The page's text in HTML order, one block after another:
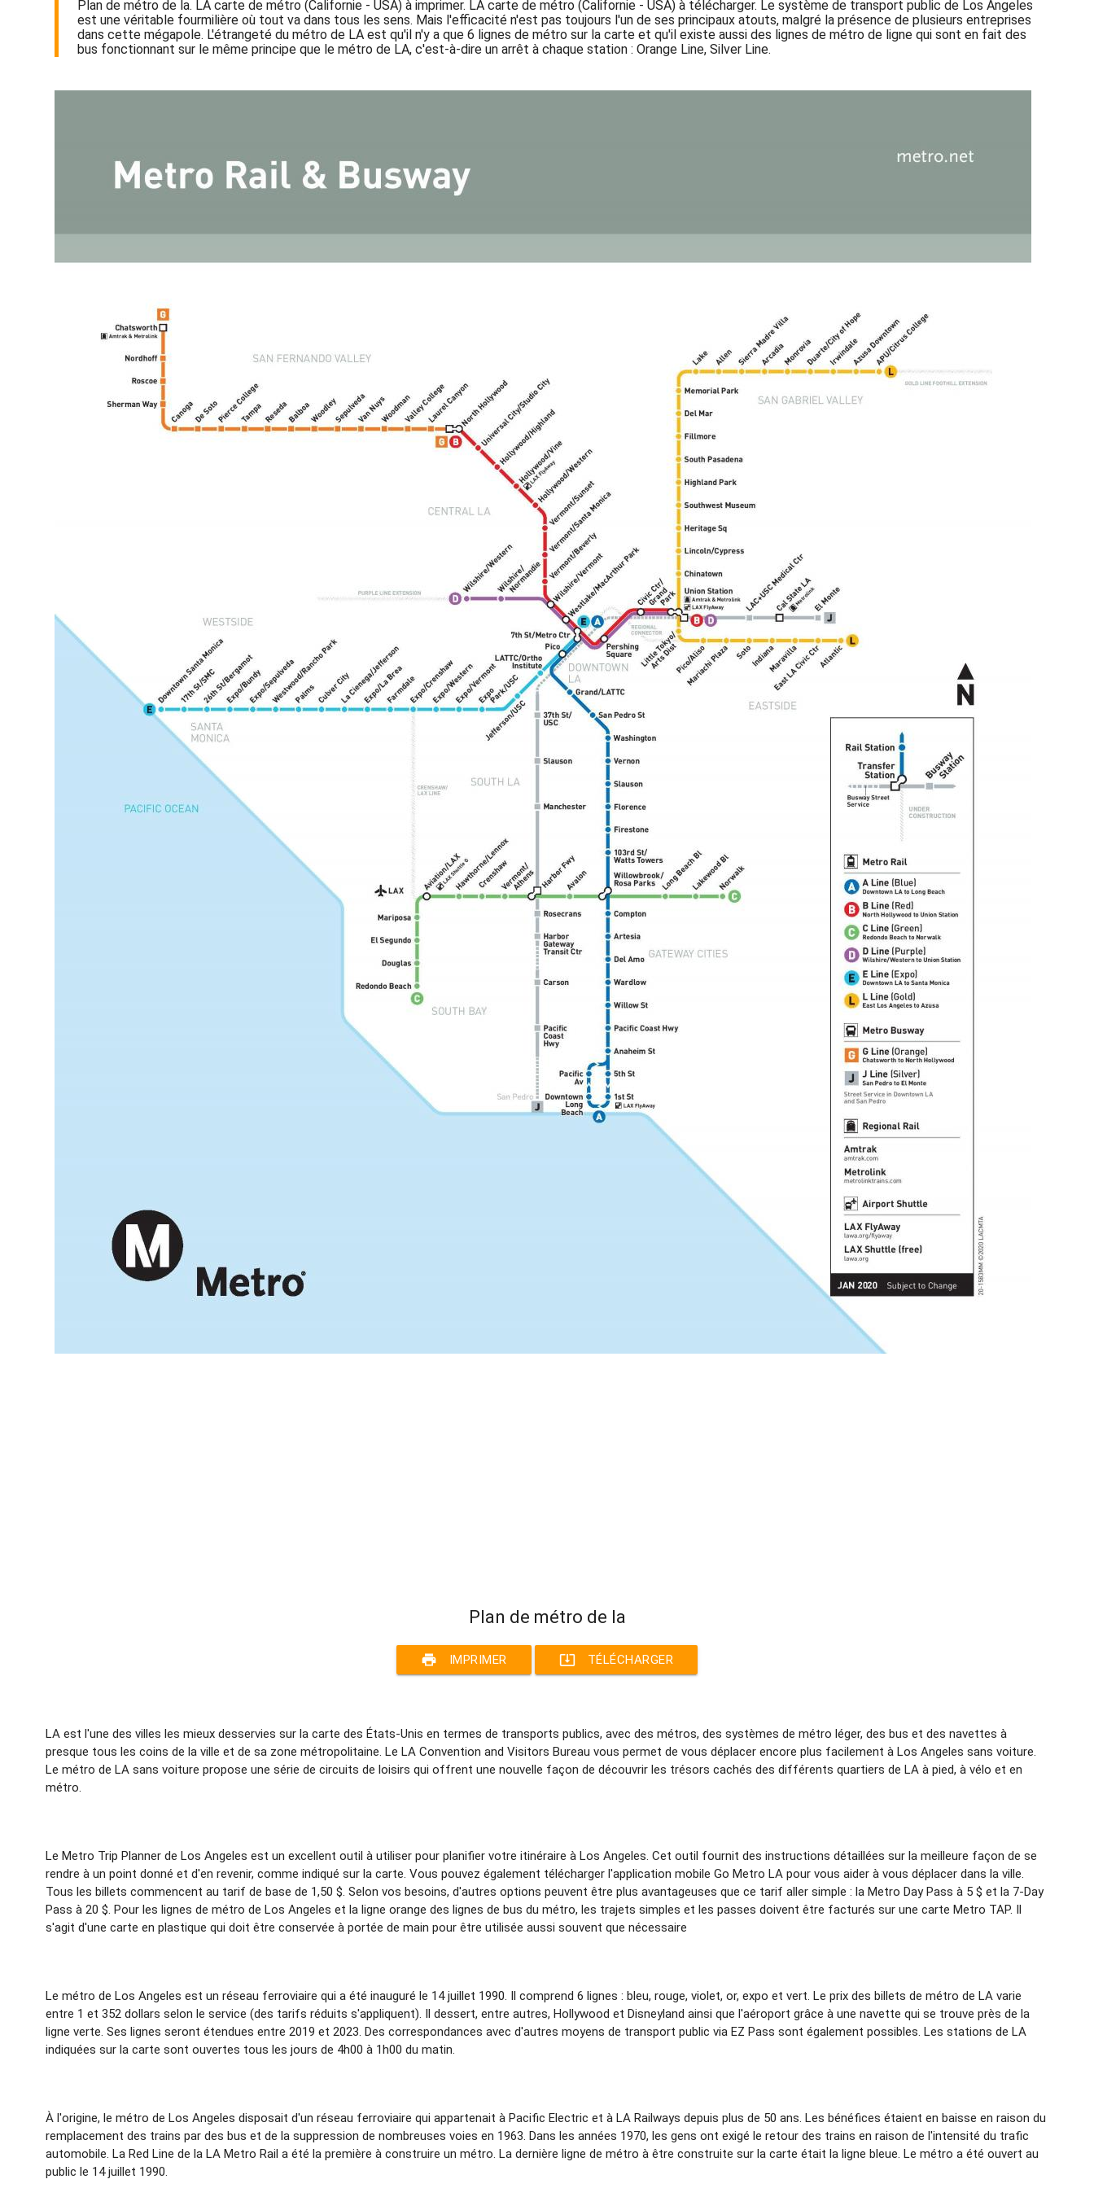
Plan de métro de la. LA carte de métro (Californie - USA) à imprimer. LA carte de métro (Californie - USA) à télécharger. Le système de transport public de Los Angeles
est une véritable fourmilière où tout va dans tous les sens. Mais l'efficacité n'est pas toujours l'un de ses principaux atouts, malgré la présence de plusieurs entreprises
dans cette mégapole. L'étrangeté du métro de LA est qu'il n'y a que 6 lignes de métro sur la carte et qu'il existe aussi des lignes de métro de ligne qui sont en fait des
bus fonctionnant sur le même principe que le métro de LA, c'est-à-dire un arrêt à chaque station : Orange Line, Silver Line.
Plan de métro de la
print IMPRIMER system_update_alt TÉLÉCHARGER
LA est l'une des villes les mieux desservies sur la carte des États-Unis en termes de transports publics, avec des métros, des systèmes de métro léger, des bus et des navettes à
presque tous les coins de la ville et de sa zone métropolitaine. Le LA Convention and Visitors Bureau vous permet de vous déplacer encore plus facilement à Los Angeles sans voiture.
Le métro de LA sans voiture propose une série de circuits de loisirs qui offrent une nouvelle façon de découvrir les trésors cachés des différents quartiers de LA à pied, à vélo et en
métro.
Le Metro Trip Planner de Los Angeles est un excellent outil à utiliser pour planifier votre itinéraire à Los Angeles. Cet outil fournit des instructions détaillées sur la meilleure façon de se
rendre à un point donné et d'en revenir, comme indiqué sur la carte. Vous pouvez également télécharger l'application mobile Go Metro LA pour vous aider à vous déplacer dans la ville.
Tous les billets commencent au tarif de base de 1,50 $. Selon vos besoins, d'autres options peuvent être plus avantageuses que ce tarif aller simple : la Metro Day Pass à 5 $ et la 7-Day
Pass à 20 $. Pour les lignes de métro de Los Angeles et la ligne orange des lignes de bus du métro, les trajets simples et les passes doivent être facturés sur une carte Metro TAP. Il
s'agit d'une carte en plastique qui doit être conservée à portée de main pour être utilisée aussi souvent que nécessaire
Le métro de Los Angeles est un réseau ferroviaire qui a été inauguré le 14 juillet 1990. Il comprend 6 lignes : bleu, rouge, violet, or, expo et vert. Le prix des billets de métro de LA varie
entre 1 et 352 dollars selon le service (des tarifs réduits s'appliquent). Il dessert, entre autres, Hollywood et Disneyland ainsi que l'aéroport grâce à une navette qui se trouve près de la
ligne verte. Ses lignes seront étendues entre 2019 et 2023. Des correspondances avec d'autres moyens de transport public via EZ Pass sont également possibles. Les stations de LA
indiquées sur la carte sont ouvertes tous les jours de 4h00 à 1h00 du matin.
À l'origine, le métro de Los Angeles disposait d'un réseau ferroviaire qui appartenait à Pacific Electric et à LA Railways depuis plus de 50 ans. Les bénéfices étaient en baisse en raison du
remplacement des trains par des bus et de la suppression de nombreuses voies en 1963. Dans les années 1970, les gens ont exigé le retour des trains en raison de l'intensité du trafic
automobile. La Red Line de la LA Metro Rail a été la première à construire un métro. La dernière ligne de métro à être construite sur la carte était la ligne bleue. Le métro a été ouvert au
public le 14 juillet 1990.